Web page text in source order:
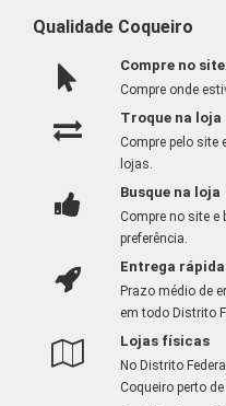
Qualidade Coqueiro
Compre no
Compre onde
Troque na loja
Compre pelo site
lojas.
Busque na loja
Compre no site e
preferência.
Entrega rápida
Prazo médio de
em todo Distrito
Lojas físicas
No Distrito
Coqueiro perto de